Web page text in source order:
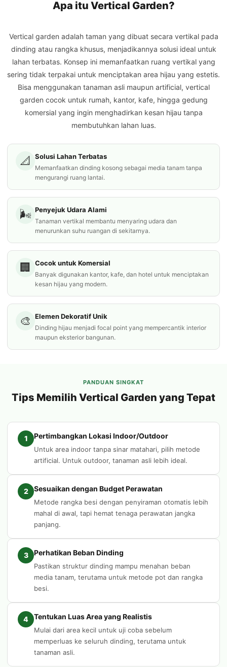
Apa itu Vertical Garden?
Vertical garden adalah taman yang dibuat secara vertikal pada
dinding atau rangka khusus, menjadikannya solusi ideal untuk
lahan terbatas. Konsep ini memanfaatkan ruang vertikal yang
sering tidak terpakai untuk menciptakan area hijau yang estetis.
Bisa menggunakan tanaman asli maupun artificial, vertical
garden cocok untuk rumah, kantor, kafe, hingga gedung
komersial yang ingin menghadirkan kesan hijau tanpa
membutuhkan lahan luas.
📐 Solusi Lahan Terbatas
Memanfaatkan dinding kosong sebagai media tanam tanpa
mengurangi ruang lantai.
🌬️ Penyejuk Udara Alami
Tanaman vertikal membantu menyaring udara dan
menurunkan suhu ruangan di sekitarnya.
🏢 Cocok untuk Komersial
Banyak digunakan kantor, kafe, dan hotel untuk menciptakan
kesan hijau yang modern.
🎨 Elemen Dekoratif Unik
Dinding hijau menjadi focal point yang mempercantik interior
maupun eksterior bangunan.
PANDUAN SINGKAT
Tips Memilih Vertical Garden yang Tepat
1 Pertimbangkan Lokasi Indoor/Outdoor
Untuk area indoor tanpa sinar matahari, pilih metode
artificial. Untuk outdoor, tanaman asli lebih ideal.
2 Sesuaikan dengan Budget Perawatan
Metode rangka besi dengan penyiraman otomatis lebih
mahal di awal, tapi hemat tenaga perawatan jangka
panjang.
3 Perhatikan Beban Dinding
Pastikan struktur dinding mampu menahan beban
media tanam, terutama untuk metode pot dan rangka
besi.
4 Tentukan Luas Area yang Realistis
Mulai dari area kecil untuk uji coba sebelum
memperluas ke seluruh dinding, terutama untuk
tanaman asli.